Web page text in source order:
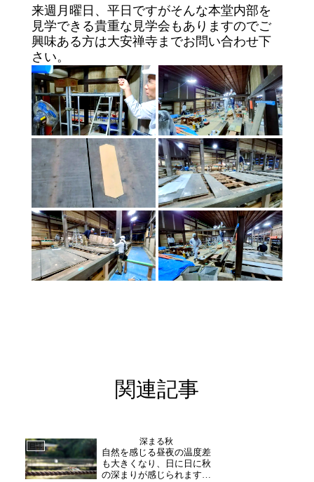
来週月曜日、平日ですがそんな本堂内部を
見学できる貴重な見学会もありますのでご
興味ある方は大安禅寺までお問い合わせ下
さい。
関連記事
日誌 深まる秋
自然を感じる昼夜の温度差
も大きくなり、日に日に秋
の深まりが感じられます。